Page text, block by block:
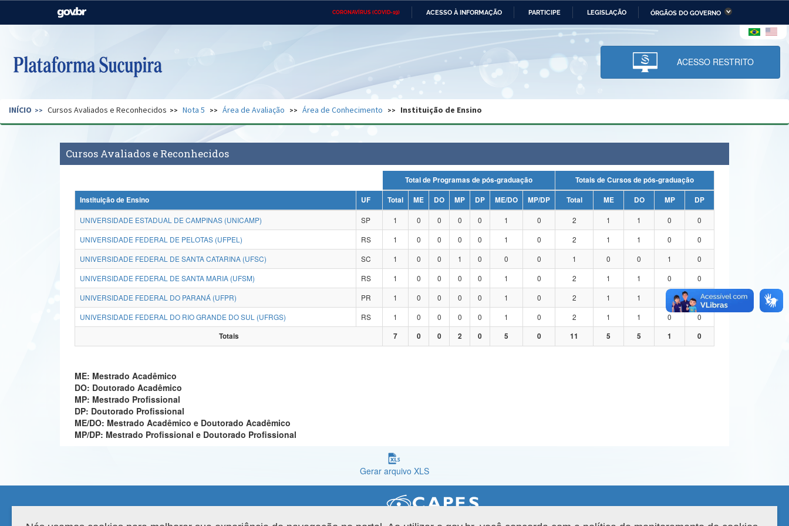
CORONAVÍRUS (COVID-19) ACESSO À INFORMAÇÃO PARTICIPE LEGISLAÇÃO ÓRGÃOS DO GOVERNO
Casa Civil Ministério das Relações Ministério da Economia Ministério da Infraestrutura
Pecuária e Abastecimento
Ministério da Ciência,
Tecnologia, Inovações e
Comunicações
Ministério do Desenvolvimento
Regional e dos Direitos Humanos
Secretaria de Governo Gabinete de Segurança Advocacia-Geral da União Banco Central do Brasil Planalto
ACESSO RESTRITO
INÍCIO Cursos Avaliados e Reconhecidos Nota 5 Área de Avaliação Área de Conhecimento Instituição de Ensino
Cursos Avaliados e Reconhecidos
Total de Programas de pós-graduação
Totais de Cursos de pós-graduação
Instituição de Ensino
UF Total ME DO MP DP ME/DO MP/DP Total ME DO MP
DP
UNIVERSIDADE ESTADUAL DE CAMPINAS (UNICAMP)
SP 1 0 0 0 0 1 0 2 1 1 0
0
UNIVERSIDADE FEDERAL DE PELOTAS (UFPEL)
RS 1 0 0 0 0 1 0 2 1 1 0
0
UNIVERSIDADE FEDERAL DE SANTA CATARINA (UFSC)
SC 1 0 0 1 0 0 0 1 0 0 1
0
UNIVERSIDADE FEDERAL DE SANTA MARIA (UFSM)
RS 1 0 0 0 0 1 0 2 1 1 0
0
UNIVERSIDADE FEDERAL DO PARANÁ (UFPR)
PR 1 0 0 0 0 1 0 2 1 1
0
UNIVERSIDADE FEDERAL DO RIO GRANDE DO SUL (UFRGS)
RS 1 0 0 0 0 1 0 2 1 1 0
0
Totais
7 0 0 2 0 5 0 11 5 5 1 0
ME: Mestrado Acadêmico
DO: Doutorado Acadêmico
MP: Mestrado Profissional
DP: Doutorado Profissional
ME/DO: Mestrado Acadêmico e Doutorado Acadêmico
MP/DP: Mestrado Profissional e Doutorado Profissional
Gerar arquivo XLS